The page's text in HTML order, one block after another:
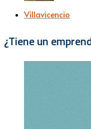
Villavicencio
¿Tiene un